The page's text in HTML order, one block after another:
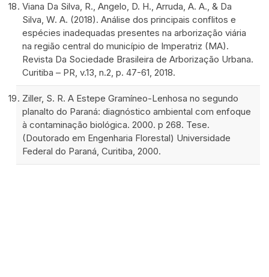
Viana Da Silva, R., Angelo, D. H., Arruda, A. A., & Da
Silva, W. A. (2018). Análise dos principais conflitos e
espécies inadequadas presentes na arborização viária
na região central do município de Imperatriz (MA).
Revista Da Sociedade Brasileira de Arborização Urbana.
Curitiba – PR, v.13, n.2, p. 47-61, 2018.
Ziller, S. R. A Estepe Gramíneo-Lenhosa no segundo
planalto do Paraná: diagnóstico ambiental com enfoque
à contaminação biológica. 2000. p 268. Tese.
(Doutorado em Engenharia Florestal) Universidade
Federal do Paraná, Curitiba, 2000.